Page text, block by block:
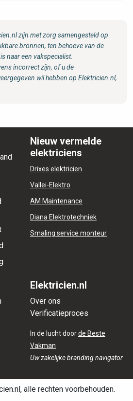
zijn met zorg samengesteld op
bronnen, ten behoeve van de
naar een vakspecialist.
incorrect zijn, of u de
wil hebben op Elektricien.nl,
Nieuw vermelde
elektriciens
Drixes elektricien
Vallei-Elektro
AM Maintenance
Diana Elektrotechniek
Smaling service monteur
Elektricien.nl
Over ons
Verificatieproces
In de lucht doorde Beste
Vakman
Uw zakelijke branding navigator
alle rechten voorbehouden.